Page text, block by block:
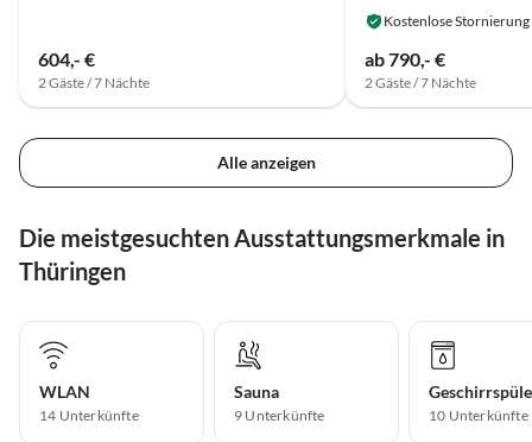
604,- €
2 Gäste / 7 Nächte
Kostenlose Stornierung
ab 790,- €
2 Gäste / 7 Nächte
Alle anzeigen
Die meistgesuchten Ausstattungsmerkmale in
Thüringen
WLAN
14 Unterkünfte
Sauna
9 Unterkünfte 10 Unterkünfte